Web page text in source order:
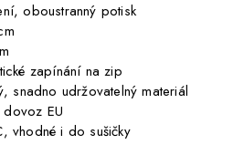
oboustranný potisk
zapínání na zip
snadno udržovatelný materiál
EU
vhodné i do sušičky